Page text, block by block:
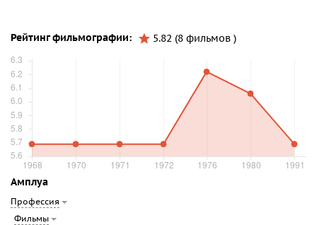
Рейтинг фильмографии: 5.82 (8 фильмов )
Амплуа
Профессия
Фильмы